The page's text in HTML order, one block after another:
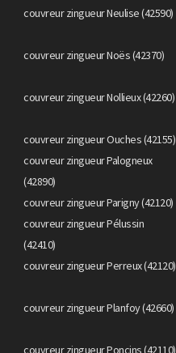
couvreur zingueur Neulise (42590)
couvreur zingueur Noës (42370)
couvreur zingueur Nollieux (42260)
couvreur zingueur Ouches (42155)
couvreur zingueur Palogneux
(42890)
couvreur zingueur Parigny (42120)
couvreur zingueur Pélussin
(42410)
couvreur zingueur Perreux (42120)
couvreur zingueur Planfoy (42660)
couvreur zingueur Poncins (42110)